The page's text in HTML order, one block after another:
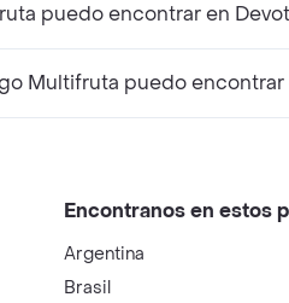
puedo encontrar en
Multifruta puedo encontrar
Encontranos en estos
Argentina
Brasil